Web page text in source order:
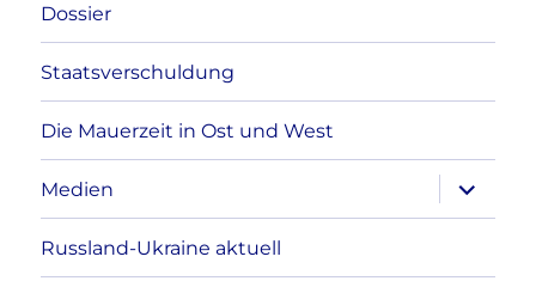
Dossier
Staatsverschuldung
Die Mauerzeit in Ost und West
Medien
anzeigen
Russland-Ukraine aktuell